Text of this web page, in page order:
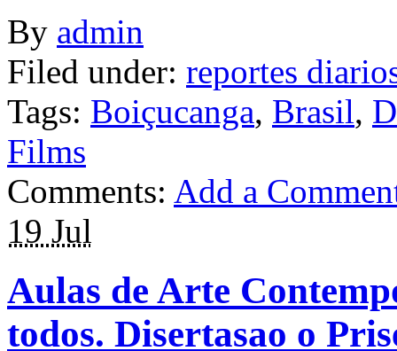
By admin
Filed under: reportes
Tags: Boiçucanga, Brasil,
Films
Comments: Add a
19 Jul
Aulas de Arte
todos. Disertasao o